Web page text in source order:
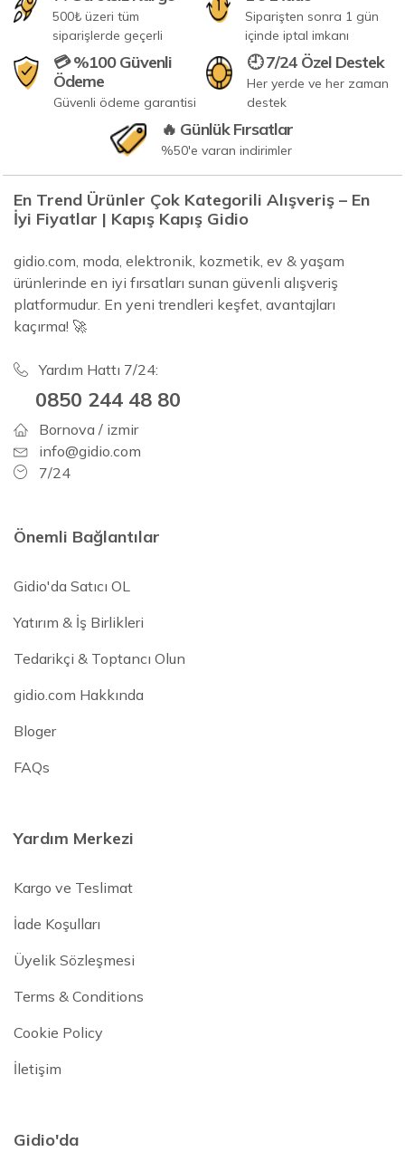
500₺ üzeri tüm
siparişlerde geçerli
Siparişten sonra 1 gün
içinde iptal imkanı
💳 %100 Güvenli
Ödeme
Güvenli ödeme garantisi
🕘 7/24 Özel Destek
Her yerde ve her zaman
destek
🔥 Günlük Fırsatlar
%50'e varan indirimler
En Trend Ürünler Çok Kategorili Alışveriş – En
İyi Fiyatlar | Kapış Kapış Gidio
gidio.com, moda, elektronik, kozmetik, ev & yaşam
ürünlerinde en iyi fırsatları sunan güvenli alışveriş
platformudur. En yeni trendleri keşfet, avantajları
kaçırma! 🚀
Yardım Hattı 7/24:
0850 244 48 80
Bornova / izmir
info@gidio.com
7/24
Önemli Bağlantılar
Gidio'da Satıcı OL
Yatırım & İş Birlikleri
Tedarikçi & Toptancı Olun
gidio.com Hakkında
Bloger
FAQs
Yardım Merkezi
Kargo ve Teslimat
İade Koşulları
Üyelik Sözleşmesi
Terms & Conditions
Cookie Policy
İletişim
Gidio'da